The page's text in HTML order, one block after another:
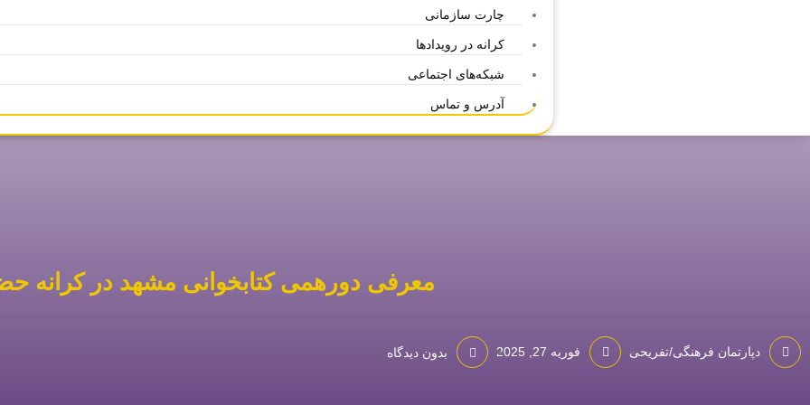
چارت سازمانی
کرانه در رویدادها
شبکه‌های اجتماعی
آدرس و تماس
معرفی دورهمی کتابخوانی مشهد در کرانه
دپارتمان فرهنگی/تفریحی فوریه 27, 2025 بدون دیدگاه